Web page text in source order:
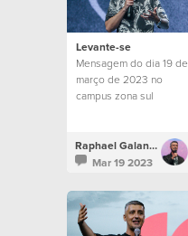
Levante-se
Mensagem do dia 19 de
março de 2023 no
campus zona sul
Raphael Galante
Mar 19 2023